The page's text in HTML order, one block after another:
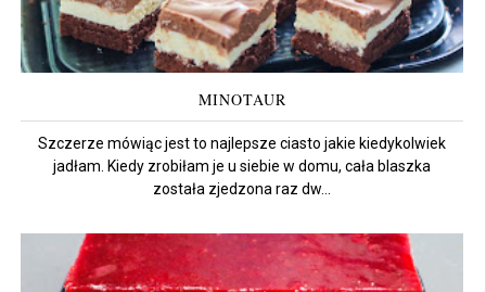
MINOTAUR
Szczerze mówiąc jest to najlepsze ciasto jakie kiedykolwiek
jadłam. Kiedy zrobiłam je u siebie w domu, cała blaszka
została zjedzona raz dw...